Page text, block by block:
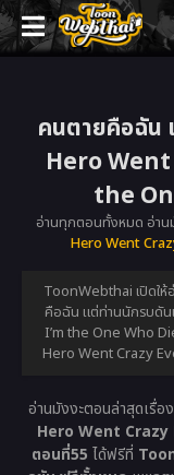
คนตายคือฉัน
Hero
the
อ่านทุกตอนทั้งหมด อ่าน
Hero Went
ToonWebthai เปิดให้
คือฉัน แต่ท่านนักรบดั
I’m the One Who
Hero Went Crazy
อ่านมังงะตอนล่าสุดเรื่อง
Hero Went
ตอนที่55 ได้ฟรีที่